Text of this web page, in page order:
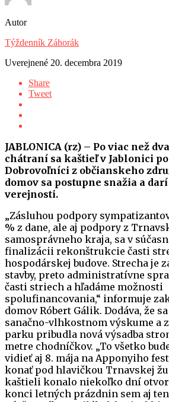
Autor
Týždenník Záhorák
Uverejnené 20. decembra 2019
Share
Tweet
JABLONICA (rz) – Po viac než
chátraní sa kaštieľ v Jablonici
Dobrovoľníci z občianskeho
domov sa postupne snažia a
verejnosti.
„Zásluhou podpory
% z dane, ale aj podpory z
samosprávneho kraja, sa v
finalizácii rekonštrukcie časti
hospodárskej budove. Strecha je
stavby, preto administratívne
časti striech a hľadáme možnosti
spolufinancovania,“ informuje
domov Róbert Gálik. Dodáva, že
sanačno-vlhkostnom výskume a
parku pribudla nová výsadba
metre chodníčkov. „To všetko
vidieť aj 8. mája na Apponyiho
konať pod hlavičkou Trnavskej
kaštieli konalo niekoľko dní
konci letných prázdnin sem aj